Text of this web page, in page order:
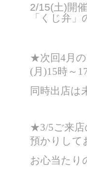
2/15(土)開
「くじ弁
★次回4月
(月)15時～
同時出店は
★3/5ご来店
預かりして
お心当たり